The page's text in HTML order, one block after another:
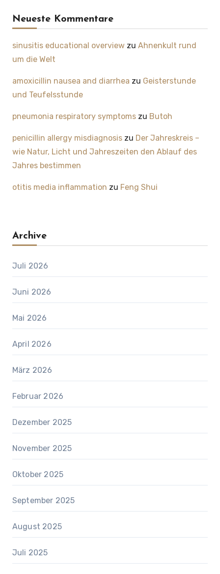
Neueste Kommentare
sinusitis educational overviewzu Ahnenkult rund
um die Welt
amoxicillin nausea and diarrhea zu Geisterstunde
und Teufelsstunde
pneumonia respiratory symptomszu Butoh
penicillin allergy misdiagnosiszu Der Jahreskreis –
wie Natur, Licht und Jahreszeiten den Ablauf des
Jahres bestimmen
otitis media inflammation zu Feng Shui
Archive
Juli 2026
Juni 2026
Mai 2026
April 2026
März 2026
Februar 2026
Dezember 2025
November 2025
Oktober 2025
September 2025
August 2025
Juli 2025